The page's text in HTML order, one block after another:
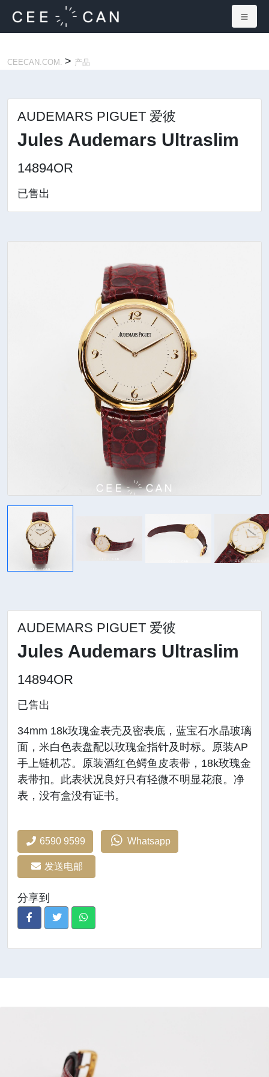
CEECAN.COM. > 产品
AUDEMARS PIGUET 爱彼
Jules Audemars Ultraslim
14894OR
已售出
AUDEMARS PIGUET 爱彼
Jules Audemars Ultraslim
14894OR
已售出
34mm 18k玫瑰金表壳及密表底，蓝宝石水晶玻璃
面，米白色表盘配以玫瑰金指针及时标。原装AP
手上链机芯。原装酒红色鳄鱼皮表带，18k玫瑰金
表带扣。此表状况良好只有轻微不明显花痕。净
表，没有盒没有证书。
6590 9599 Whatsapp
发送电邮
分享到
×